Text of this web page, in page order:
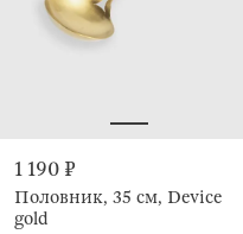
1 190 ₽
Половник, 35 см, Device
gold